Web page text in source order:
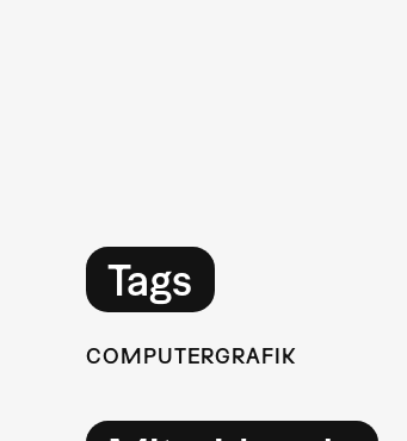
Tags
COMPUTERGRAFIK